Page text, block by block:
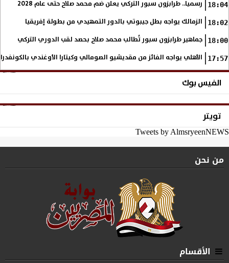
18:04 رسميا.. طرابزون سبور التركي يعلن ضم محمد صلاح حتى عام 2028
18:02 الزمالك يواجه بطل جيبوتي بالدور التمهيدي من بطولة إفريقيا
18:00 جماهير طرابزون سبور تُطالب محمد صلاح بحصد لقب الدوري التركي
17:57 الأهلي يواجه الفائز من مقديشيو الصومالي وكيتارا الأوغندي
الفيس بوك
تويتر
Tweets by AlmsryeenNEWS
من نحن
الأقسام